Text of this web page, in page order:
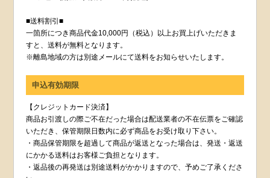
■送料割引■
一箇所につき商品代金10,000円（税込）以上お買上げいただきま
すと、送料が無料となります。
※離島地域の方は別途メールにて送料をお知らせいたします。
申込有効期限
【クレジットカード決済】
商品お引渡しの際ご不在だった場合は配送業者の不在伝票をご確認
いただき、保管期限日数内に必ず商品をお受け取り下さい。
・商品保管期限を超過して商品が返送となった場合は、発送・返送
にかかる送料はお客様ご負担となります。
・返品後の再発送は別途送料がかかりますので、予めご了承くださ